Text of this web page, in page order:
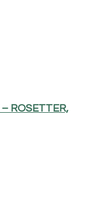
ROSETTER,